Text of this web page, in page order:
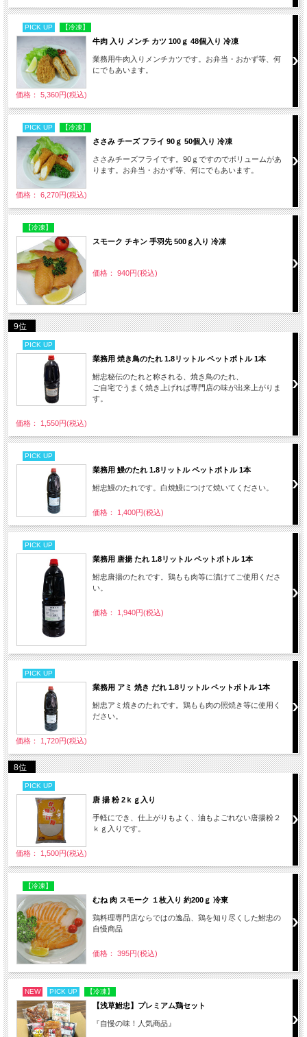
PICK UP 【冷凍】
牛肉 入り メンチ カツ 100ｇ 48個入り 冷凍
業務用牛肉入りメンチカツです。お弁当・おかず等、何
にでもあいます。
価格： 5,360円(税込)
PICK UP 【冷凍】
ささみ チーズ フライ 90ｇ 50個入り 冷凍
ささみチーズフライです。90ｇですのでボリュームがあ
ります。お弁当・おかず等、何にでもあいます。
価格： 6,270円(税込)
【冷凍】
スモーク チキン 手羽先 500ｇ入り 冷凍
価格： 940円(税込)
9位
PICK UP
業務用 焼き鳥のたれ 1.8リットル ペットボトル 1本
鮒忠秘伝のたれと称される、焼き鳥のたれ、
ご自宅でうまく焼き上げれば専門店の味が出来上がりま
す。
価格： 1,550円(税込)
PICK UP
業務用 鰻のたれ 1.8リットル ペットボトル 1本
鮒忠鰻のたれです。白焼鰻につけて焼いてください。
価格： 1,400円(税込)
PICK UP
業務用 唐揚 たれ 1.8リットル ペットボトル 1本
鮒忠唐揚のたれです。鶏もも肉等に漬けてご使用くださ
い。
価格： 1,940円(税込)
PICK UP
業務用 アミ 焼き だれ 1.8リットル ペットボトル 1本
鮒忠アミ焼きのたれです。鶏もも肉の照焼き等に使用く
ださい。
価格： 1,720円(税込)
8位
PICK UP
唐 揚 粉 2ｋｇ入り
手軽にでき、仕上がりもよく、油もよごれない唐揚粉２
ｋｇ入りです。
価格： 1,500円(税込)
【冷凍】
むね 肉 スモーク １枚入り 約200ｇ 冷東
鶏料理専門店ならではの逸品、鶏を知り尽くした鮒忠の
自慢商品
価格： 395円(税込)
NEW PICK UP 【冷凍】
【浅草鮒忠】プレミアム鶏セット
『自慢の味！人気商品』